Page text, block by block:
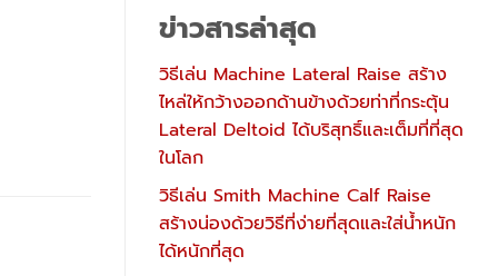
ข่าวสารล่าสุด
วิธีเล่น Machine Lateral Raise สร้าง
ไหล่ให้กว้างออกด้านข้างด้วยท่าที่กระตุ้น
Lateral Deltoid ได้บริสุทธิ์และเต็มที่ที่สุด
ในโลก
วิธีเล่น Smith Machine Calf Raise
สร้างน่องด้วยวิธีที่ง่ายที่สุดและใส่น้ำหนัก
ได้หนักที่สุด